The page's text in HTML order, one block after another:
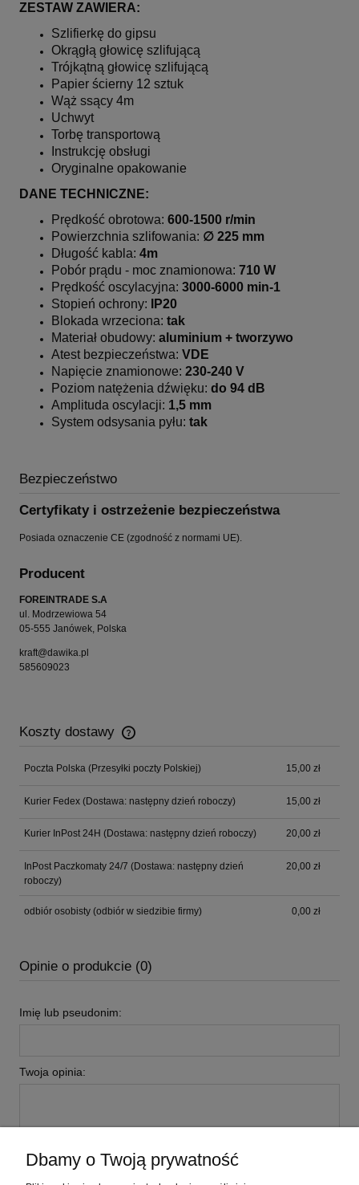
ZESTAW ZAWIERA:
Szlifierkę do gipsu
Okrągłą głowicę szlifującą
Trójkątną głowicę szlifującą
Papier ścierny 12 sztuk
Wąż ssący 4m
Uchwyt
Torbę transportową
Instrukcję obsługi
Oryginalne opakowanie
DANE TECHNICZNE:
Prędkość obrotowa: 600-1500 r/min
Powierzchnia szlifowania: ∅ 225 mm
Długość kabla: 4m
Pobór prądu - moc znamionowa: 710 W
Prędkość oscylacyjna: 3000-6000 min-1
Stopień ochrony:
IP20
Blokada wrzeciona: tak
Materiał obudowy: aluminium + tworzywo
Atest bezpieczeństwa: VDE
Napięcie znamionowe: 230-240 V
Poziom natężenia dźwięku: do 94 dB
Amplituda oscylacji: 1,5 mm
System odsysania pyłu: tak
Bezpieczeństwo
Certyfikaty i ostrzeżenie bezpieczeństwa
Posiada oznaczenie CE (zgodność z normami UE).
Producent
FOREINTRADE S.A
ul. Modrzewiowa 54
05-555 Janówek, Polska
kraft@dawika.pl
585609023
Koszty dostawy
Cena nie zawiera ewentualnych kosztów płatności
Poczta Polska (Przesyłki poczty Polskiej) 15,00 zł
Kurier Fedex (Dostawa: następny dzień roboczy) 15,00 zł
Kurier InPost 24H (Dostawa: następny dzień roboczy) 20,00 zł
InPost Paczkomaty 24/7 (Dostawa: następny dzień
roboczy)
20,00 zł
odbiór osobisty (odbiór w siedzibie firmy) 0,00 zł
Opinie o produkcie (0)
Imię lub pseudonim:
Twoja opinia:
Dbamy o Twoją prywatność